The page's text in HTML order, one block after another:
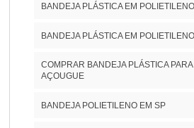
BANDEJA PLÁSTICA EM POLIETILENO
BANDEJA PLÁSTICA EM
COMPRAR BANDEJA PLÁSTICA PARA
AÇOUGUE
BANDEJA POLIETILENO EM SP